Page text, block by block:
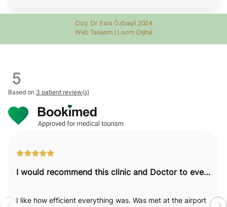
Doç. Dr. Esra Özbaşlı 2024
Web Tasarım | Loom Dijital
5
Based on 3 patient review(s)
I would recommend this clinic and Doctor to everyone.
I like how efficient everything was. Was met at the airport